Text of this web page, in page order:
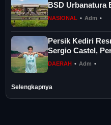
BSD Urbanatura
Taman Hijau
NASIONAL • Adm •
Persik Kediri
Sergio Castel,
Depan Hadapi
DAERAH • Adm •
Selengkapnya